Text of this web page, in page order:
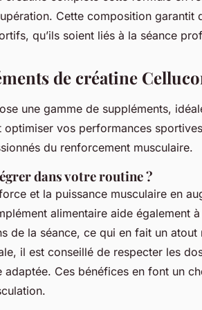
Cette composition garantit
qu’ils soient liés à la séance
de créatine
une gamme de suppléments,
optimiser vos performances
du renforcement musculaire.
dans votre routine ?
et la puissance musculaire en
alimentaire aide également
de la séance, ce qui en fait un
il est conseillé de respecter les
adaptée. Ces bénéfices en font un